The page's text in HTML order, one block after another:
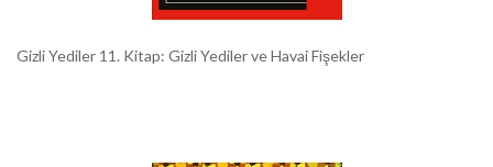
Gizli Yediler 11. Kitap: Gizli Yediler ve Havai Fişekler